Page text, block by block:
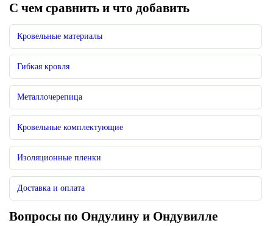
С чем сравнить и что добавить
Кровельные материалы
Гибкая кровля
Металлочерепица
Кровельные комплектующие
Изоляционные пленки
Доставка и оплата
Вопросы по Ондулину и Ондувилле